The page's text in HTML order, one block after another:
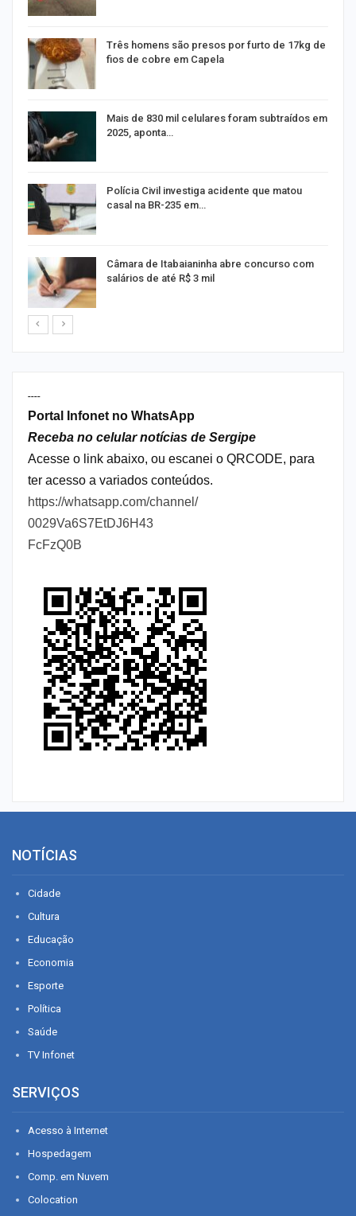
Três homens são presos por furto de 17kg de
fios de cobre em Capela
Mais de 830 mil celulares foram subtraídos em
2025, aponta…
Polícia Civil investiga acidente que matou
casal na BR-235 em…
Câmara de Itabaianinha abre concurso com
salários de até R$ 3 mil
----
Portal Infonet no WhatsApp
Receba no celular notícias de Sergipe
Acesse o link abaixo, ou escanei o QRCODE, para
ter acesso a variados conteúdos.
https://whatsapp.com/channel/
0029Va6S7EtDJ6H43
FcFzQ0B
NOTÍCIAS
Cidade
Cultura
Educação
Economia
Esporte
Política
Saúde
TV Infonet
SERVIÇOS
Acesso à Internet
Hospedagem
Comp. em Nuvem
Colocation